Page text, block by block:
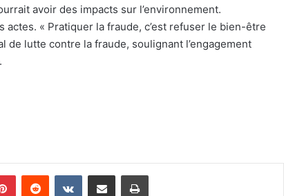
avoir des impacts sur l’environnement.
« Pratiquer la fraude, c’est refuser le bien-être
lutte contre la fraude, soulignant l’engagement